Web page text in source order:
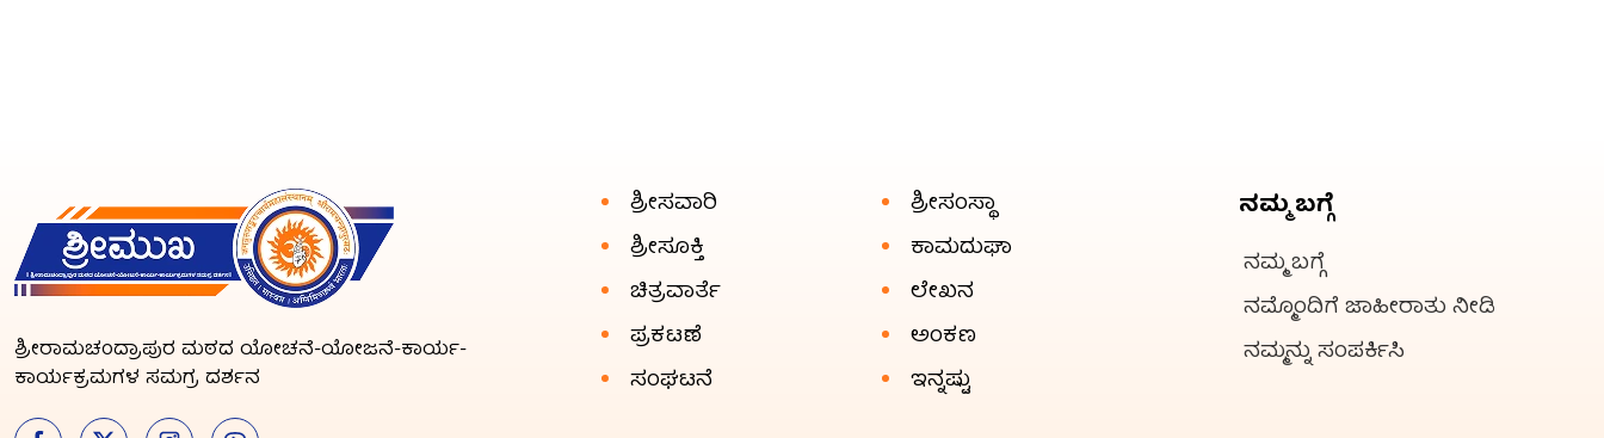
ಶ್ರೀರಾಮಚಂದ್ರಾಪುರ ಮಠದ ಯೋಚನೆ-ಯೋಜನೆ-ಕಾರ್ಯ-
ಕಾರ್ಯಕ್ರಮಗಳ ಸಮಗ್ರ ದರ್ಶನ
ಶ್ರೀಸವಾರಿ
ಶ್ರೀಸಂಸ್ಥಾ
ಶ್ರೀಸೂಕ್ತಿ
ಕಾಮದುಘಾ
ಚಿತ್ರವಾರ್ತೆ
ಲೇಖನ
ಪ್ರಕಟಣೆ
ಅಂಕಣ
ಸಂಘಟನೆ
ಇನ್ನಷ್ಟು
ನಮ್ಮ ಬಗ್ಗೆ
ನಮ್ಮ ಬಗ್ಗೆ
ನಮ್ಮೊಂದಿಗೆ ಜಾಹೀರಾತು ನೀಡಿ
ನಮ್ಮನ್ನು ಸಂಪರ್ಕಿಸಿ